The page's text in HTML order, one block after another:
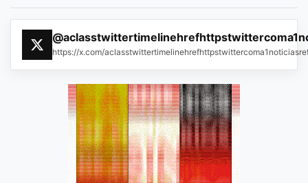
https://x.com/